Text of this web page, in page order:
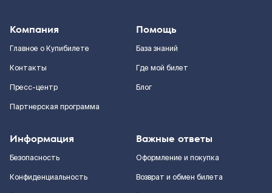
Компания
Главное о Купибилете
Контакты
Пресс-центр
Партнерская программа
Помощь
База знаний
Где мой билет
Блог
Информация
Безопасность
Конфиденциальность
Важные ответы
Оформление и покупка
Возврат и обмен билета